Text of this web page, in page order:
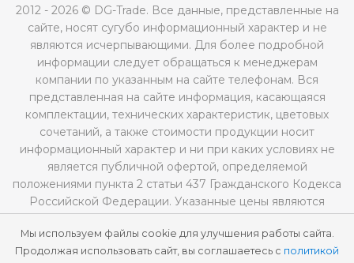
Мы используем файлы cookie для улучшения работы сайта.
Продолжая использовать сайт, вы соглашаетесь с политикой
2012 - 2026 © DG-Trade. Все данные, представленные на
сайте, носят сугубо информационный характер и не
являются исчерпывающими. Для более подробной
информации следует обращаться к менеджерам
компании по указанным на сайте телефонам. Вся
представленная на сайте информация, касающаяся
комплектации, технических характеристик, цветовых
сочетаний, а также стоимости продукции носит
информационный характер и ни при каких условиях не
является публичной офертой, определяемой
положениями пункта 2 статьи 437 Гражданского Кодекса
Российской Федерации. Указанные цены являются
действительных цен.